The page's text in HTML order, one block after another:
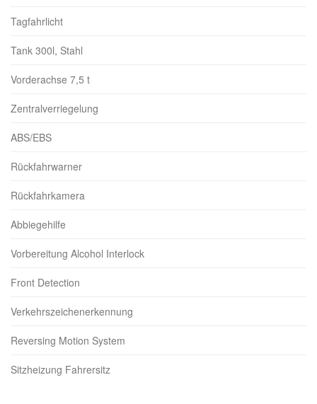
Tagfahrlicht
Tank 300l, Stahl
Vorderachse 7,5 t
Zentralverriegelung
ABS/EBS
Rückfahrwarner
Rückfahrkamera
Abbiegehilfe
Vorbereitung Alcohol Interlock
Front Detection
Verkehrszeichenerkennung
Reversing Motion System
Sitzheizung Fahrersitz